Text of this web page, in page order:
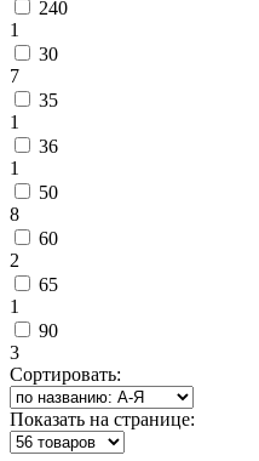
240
1
30
7
35
1
36
1
50
8
60
2
65
1
90
3
Сортировать:
Показать на странице: